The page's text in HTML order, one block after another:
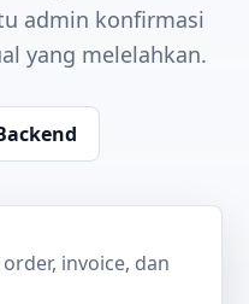
admin konfirmasi
yang melelahkan.
invoice, dan